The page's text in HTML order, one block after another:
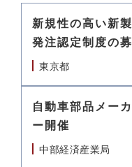
新規性の高い新
発注認定制度の
東京都
自動車部品メー
ー開催
中部経済産業局